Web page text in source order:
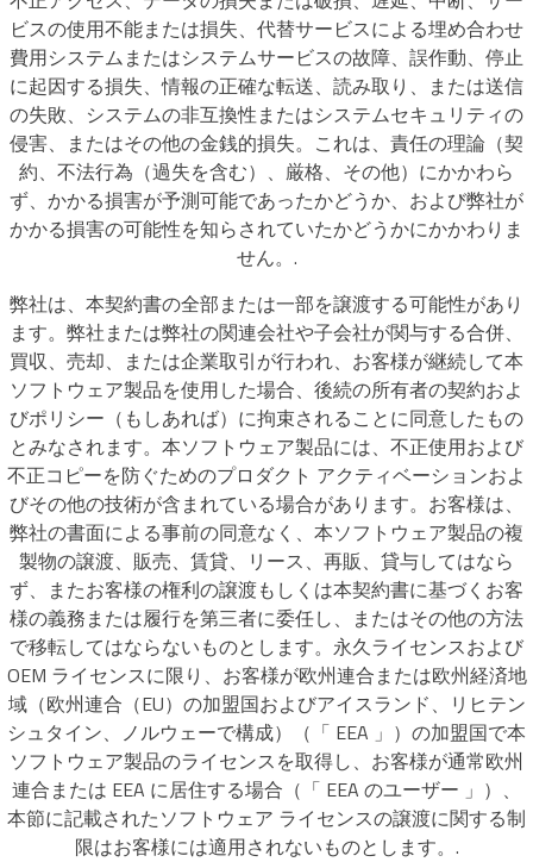
ビスの使用不能または損失、代替サービスによる埋め合わせ
費用システムまたはシステムサービスの故障、誤作動、停止
に起因する損失、情報の正確な転送、読み取り、または送信
の失敗、システムの非互換性またはシステムセキュリティの
侵害、またはその他の金銭的損失。これは、責任の理論（契
約、不法行為（過失を含む）、厳格、その他）にかかわら
ず、かかる損害が予測可能であったかどうか、および弊社が
かかる損害の可能性を知らされていたかどうかにかかわりま
せん。.
弊社は、本契約書の全部または一部を譲渡する可能性があり
ます。弊社または弊社の関連会社や子会社が関与する合併、
買収、売却、または企業取引が行われ、お客様が継続して本
ソフトウェア製品を使用した場合、後続の所有者の契約およ
びポリシー（もしあれば）に拘束されることに同意したもの
とみなされます。本ソフトウェア製品には、不正使用および
不正コピーを防ぐためのプロダクト アクティベーションおよ
びその他の技術が含まれている場合があります。お客様は、
弊社の書面による事前の同意なく、本ソフトウェア製品の複
製物の譲渡、販売、賃貸、リース、再販、貸与してはなら
ず、またお客様の権利の譲渡もしくは本契約書に基づくお客
様の義務または履行を第三者に委任し、またはその他の方法
で移転してはならないものとします。永久ライセンスおよび
OEM ライセンスに限り、お客様が欧州連合または欧州経済地
域（欧州連合（EU）の加盟国およびアイスランド、リヒテン
シュタイン、ノルウェーで構成）（「 EEA 」）の加盟国で本
ソフトウェア製品のライセンスを取得し、お客様が通常欧州
連合または EEA に居住する場合（「 EEA のユーザー 」）、
本節に記載されたソフトウェア ライセンスの譲渡に関する制
限はお客様には適用されないものとします。.